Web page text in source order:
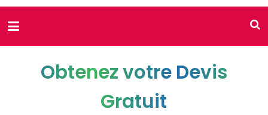
Obtenez votre Devis
Gratuit